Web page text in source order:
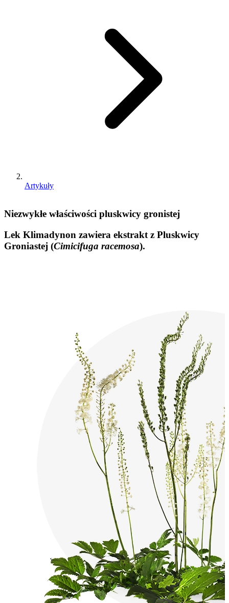
Artykuły
Niezwykłe właściwości pluskwicy gronistej
Lek Klimadynon zawiera ekstrakt z Pluskwicy
Groniastej (Cimicifuga racemosa).